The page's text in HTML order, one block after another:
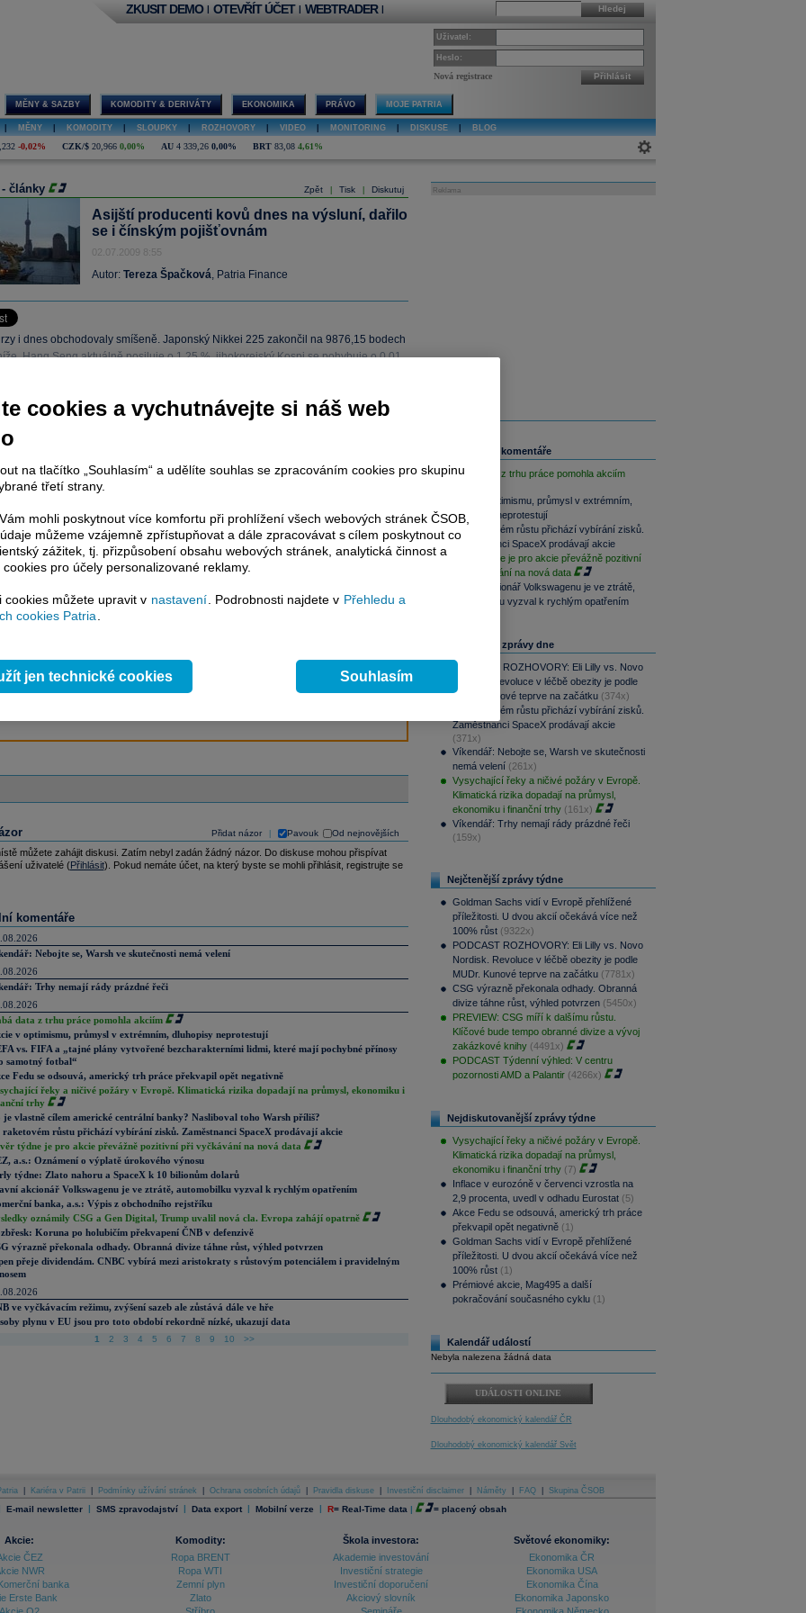
Hledej
ZKUSIT DEMO | OTEVŘÍT ÚČET | WEBTRADER |
Uživatel:
Heslo:
Nová registrace Přihlásit
MĚNY & SAZBY KOMODITY & DERIVÁTY EKONOMIKA PRÁVO MOJE PATRIA
MĚNY KOMODITY SLOUPKY ROZHOVORY VIDEO MONITORING DISKUSE BLOG
-0,02% CZK/$ 20,966 0,00% AU 4 339,26 0,00% BRT 83,08 4,61%
Zpět Tisk Diskutuj
- články
Asijští producenti kovů dnes na výsluní, dařilo
se i čínským pojišťovnám
02.07.2009 8:55
Autor: Tereza Špačková, Patria Finance
i dnes obchodovaly smíšeně. Japonský Nikkei 225 zakončil na 9876,15 bodech
Hang Seng aktuálně posiluje o 1,25 %, jihokorejský Kospi se pohybuje o 0,01
článku je dostupné jen klientům placených služeb
služeb, potom je nutné sePřihlásit.
placeného informačního servisu získáte
ke
kompletnímu zpravodajství
bez jakýchkoliv omezení. Veškeré
komentáře a horké zprávy jsou
a v plné verzi.
časových řad ke stažení,
avaluace, ekonomickéfundamenty více
Přidat názor Pavouk Od nejnovějších
můžete zahájit diskusi. Zatím nebyl zadán žádný názor. Do diskuse mohou přispívat
uživatelé (Přihlásit). Pokud nemáte účet, na který byste se mohli přihlásit, registrujte se
komentáře
Nebojte se, Warsh ve skutečnosti nemá velení
Trhy nemají rády prázdné řeči
data z trhu práce pomohla akciím
v optimismu, průmysl v extrémním, dluhopisy neprotestují
vs. FIFA a „tajné plány vytvořené bezcharakterními lidmi, které mají pochybné přínosy
samotný fotbal“
Fedu se odsouvá, americký trh práce překvapil opět negativně
řeky a ničivé požáry v Evropě. Klimatická rizika dopadají na průmysl, ekonomiku i
trhy
je vlastně cílem americké centrální banky? Nasliboval toho Warsh příliš?
raketovém růstu přichází vybírání zisků. Zaměstnanci SpaceX prodávají akcie
týdne je pro akcie převážně pozitivní při vyčkávání na nová data
a.s.: Oznámení o výplatě úrokového výnosu
týdne: Zlato nahoru a SpaceX k 10 bilionům dolarů
akcionář Volkswagenu je ve ztrátě, automobilku vyzval k rychlým opatřením
banka, a.s.: Výpis z obchodního rejstříku
oznámily CSG a Gen Digital, Trump uvalil nová cla. Evropa zahájí opatrně
Koruna po holubičím překvapení ČNB v defenzivě
výrazně překonala odhady. Obranná divize táhne růst, výhled potvrzen
přeje dividendám. CNBC vybírá mezi aristokraty s růstovým potenciálem i pravidelným
ve vyčkávacím režimu, zvýšení sazeb ale zůstává dále ve hře
plynu v EU jsou pro toto období rekordně nízké, ukazují data
1 2 3 4 5 6 7 8 9 10 >>
Reklama
Související komentáře
Slabá data z trhu práce pomohla akciím
Akcie v optimismu, průmysl v extrémním,
dluhopisy neprotestují
Po raketovém růstu přichází vybírání zisků.
Zaměstnanci SpaceX prodávají akcie
Závěr týdne je pro akcie převážně pozitivní
při vyčkávání na nová data
Hlavní akcionář Volkswagenu je ve ztrátě,
automobilku vyzval k rychlým opatřením
Nejčtenější zprávy dne
PODCAST ROZHOVORY: Eli Lilly vs. Novo
Nordisk. Revoluce v léčbě obezity je podle
MUDr. Kunové teprve na začátku (374x)
Po raketovém růstu přichází vybírání zisků.
Zaměstnanci SpaceX prodávají akcie
(371x)
Víkendář: Nebojte se, Warsh ve skutečnosti
nemá velení (261x)
Vysychající řeky a ničivé požáry v Evropě.
Klimatická rizika dopadají na průmysl,
ekonomiku i finanční trhy (161x)
Víkendář: Trhy nemají rády prázdné řeči
(159x)
Nejčtenější zprávy týdne
Goldman Sachs vidí v Evropě přehlížené
příležitosti. U dvou akcií očekává více než
100% růst (9322x)
PODCAST ROZHOVORY: Eli Lilly vs. Novo
Nordisk. Revoluce v léčbě obezity je podle
MUDr. Kunové teprve na začátku (7781x)
CSG výrazně překonala odhady. Obranná
divize táhne růst, výhled potvrzen (5450x)
PREVIEW: CSG míří k dalšímu růstu.
Klíčové bude tempo obranné divize a vývoj
zakázkové knihy (4491x)
PODCAST Týdenní výhled: V centru
pozornosti AMD a Palantir (4266x)
Nejdiskutovanější zprávy týdne
Vysychající řeky a ničivé požáry v Evropě.
Klimatická rizika dopadají na průmysl,
ekonomiku i finanční trhy (7)
Inflace v eurozóně v červenci vzrostla na
2,9 procenta, uvedl v odhadu Eurostat (5)
Akce Fedu se odsouvá, americký trh práce
překvapil opět negativně (1)
Goldman Sachs vidí v Evropě přehlížené
příležitosti. U dvou akcií očekává více než
100% růst (1)
Prémiové akcie, Mag495 a další
pokračování současného cyklu (1)
Kalendář událostí
Nebyla nalezena žádná data
UDÁLOSTI ONLINE
Dlouhodobý ekonomický kalendář ČR
Dlouhodobý ekonomický kalendář Svět
Kariéra v Patrii Podmínky užívání stránek Ochrana osobních údajů Pravidla diskuse Investiční disclaimer Náměty FAQ Skupina ČSOB
E-mail newsletter | SMS zpravodajství | Data export | Mobilní verze | R= Real-Time data | = placený obsah
Akcie:
ČEZ
NWR
banka
Erste Bank
Komodity:
Ropa BRENT
Ropa WTI
Zemní plyn
Zlato
Škola investora:
Akademie investování
Investiční strategie
Investiční doporučení
Akciový slovník
Světové ekonomiky:
Ekonomika ČR
Ekonomika USA
Ekonomika Čína
Ekonomika Japonsko
cookies a vychutnávejte si náš web
na tlačítko „Souhlasím“ a udělíte souhlas se zpracováním cookies pro skupinu
třetí strany.
mohli poskytnout více komfortu při prohlížení všech webových stránek ČSOB,
můžeme vzájemně zpřístupňovat a dále zpracovávat s cílem poskytnout co
zážitek, tj. přizpůsobení obsahu webových stránek, analytická činnost a
pro účely personalizované reklamy.
cookies můžete upravit v nastavení . Podrobnosti najdete v Přehledu a
cookies Patria
jen technické cookies Souhlasím